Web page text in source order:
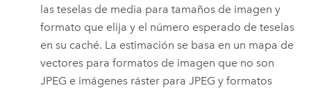
las teselas de media para tamaños de imagen y
formato que elija y el número esperado de teselas
en su caché. La estimación se basa en un mapa de
vectores para formatos de imagen que no son
JPEG e imágenes ráster para JPEG y formatos